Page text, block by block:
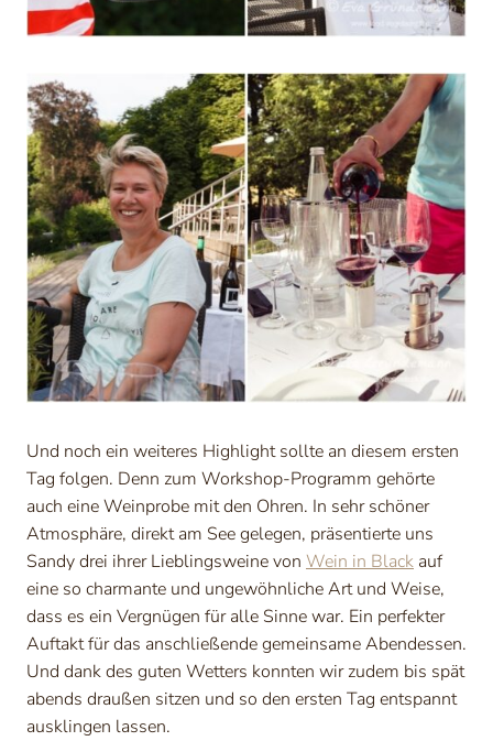
Und noch ein weiteres Highlight sollte an diesem ersten
Tag folgen. Denn zum Workshop-Programm gehörte
auch eine Weinprobe mit den Ohren. In sehr schöner
Atmosphäre, direkt am See gelegen, präsentierte uns
Sandy drei ihrer Lieblingsweine von Wein in Black auf
eine so charmante und ungewöhnliche Art und Weise,
dass es ein Vergnügen für alle Sinne war. Ein perfekter
Auftakt für das anschließende gemeinsame Abendessen.
Und dank des guten Wetters konnten wir zudem bis spät
abends draußen sitzen und so den ersten Tag entspannt
ausklingen lassen.